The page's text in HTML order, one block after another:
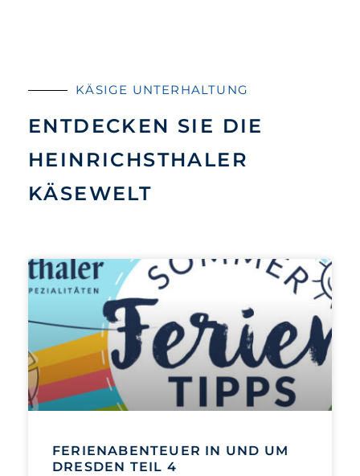
KÄSIGE UNTERHALTUNG
ENTDECKEN SIE DIE
HEINRICHSTHALER
KÄSEWELT
FERIENABENTEUER IN UND UM
DRESDEN TEIL 4